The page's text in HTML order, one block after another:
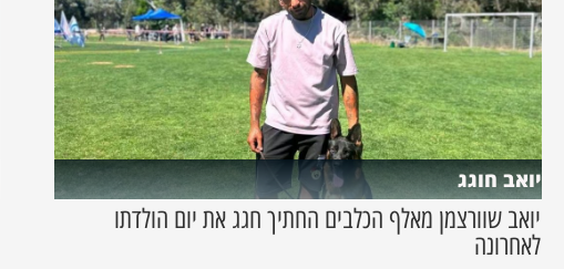
יואב חוגג
יואב שוורצמן מאלף הכלבים החתיך חגג את יום הולדתו
לאחרונה